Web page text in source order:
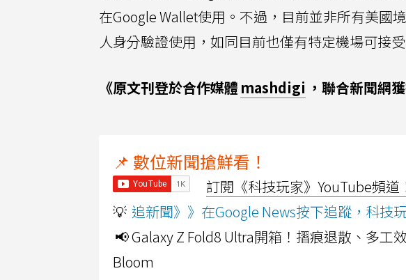
在Google Wallet使用。不過，目前並非所有美國
人身分驗證使用，如同目前也僅有特定機場可接
《原文刊登於合作媒體 mashdigi ，聯合新聞網
📌 數位新聞搶鮮看！
訂閱《科技玩家》YouTube頻道
💡 追新聞》》在Google News按下追蹤，科技
📢 Galaxy Z Fold8 Ultra開箱！摺痕退散、多工
Bloom